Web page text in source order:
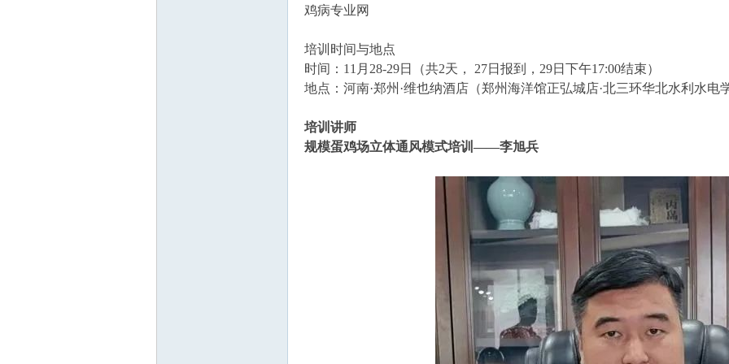
鸡病专业网
培训时间与地点
时间：11月28-29日（共2天， 27日报到，29日下午17:00结束）
地点：河南·郑州·维也纳酒店（郑州海洋馆正弘城店·北三环华北水利水电
培训讲师
规模蛋鸡场立体通风模式培训——李旭兵